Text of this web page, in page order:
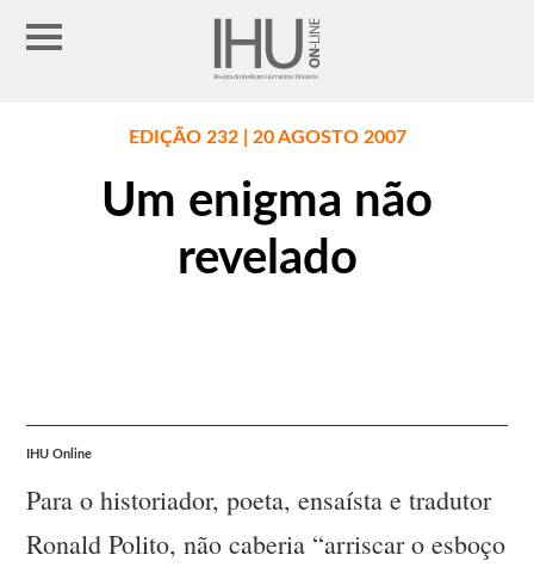
EDIÇÃO 232 | 20 AGOSTO 2007
Um enigma não
revelado
IHU Online
Para o historiador, poeta, ensaísta e tradutor
Ronald Polito, não caberia “arriscar o esboço